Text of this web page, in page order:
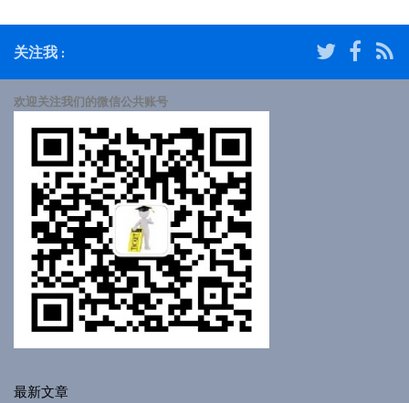
关注我 :
欢迎关注我们的微信公共账号
最新文章